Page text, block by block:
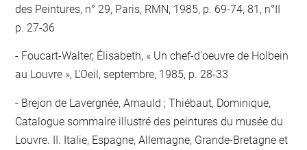
des Peintures, n° 29, Paris, RMN, 1985, p. 69-74, 81, n°II
p. 27-36
Foucart-Walter, Élisabeth, « Un chef-d'oeuvre de Holbein
au Louvre », L'Oeil, septembre, 1985, p. 28-33
Brejon de Lavergnée, Arnauld ; Thiébaut, Dominique,
Catalogue sommaire illustré des peintures du musée du
Louvre. II. Italie, Espagne, Allemagne, Grande-Bretagne et